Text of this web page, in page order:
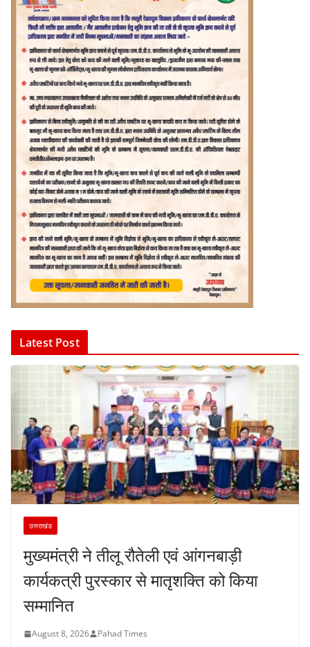
Latest Post
उत्तराखंड
मुख्यमंत्री ने तीलू रौतेली एवं आंगनबाड़ी
कार्यकत्री पुरस्कार से मातृशक्ति को किया
सम्मानित
August 8, 2026 Pahad Times